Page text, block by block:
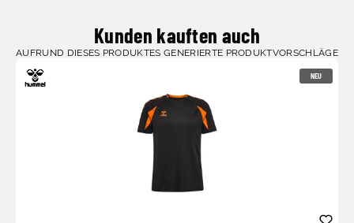
Kunden kauften auch
AUFRUND DIESES PRODUKTES GENERIERTE PRODUKTVORSCHLÄGE
NEU